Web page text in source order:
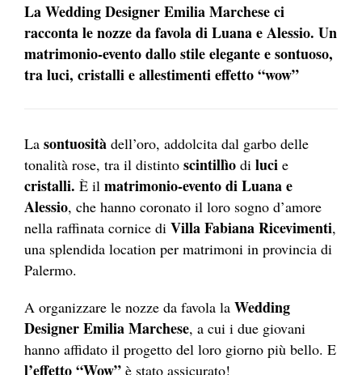
La Wedding Designer Emilia Marchese ci
racconta le nozze da favola di Luana e Alessio. Un
matrimonio-evento dallo stile elegante e sontuoso,
tra luci, cristalli e allestimenti effetto “wow”
La sontuosità dell’oro, addolcita dal garbo delle
tonalità rose, tra il distinto scintillìo di luci e
cristalli. È il matrimonio-evento di Luana e
Alessio, che hanno coronato il loro sogno d’amore
nella raffinata cornice di Villa Fabiana Ricevimenti,
una splendida location per matrimoni in provincia di
Palermo.
A organizzare le nozze da favola la Wedding
Designer Emilia Marchese, a cui i due giovani
hanno affidato il progetto del loro giorno più bello. E
l’effetto “Wow” è stato assicurato!